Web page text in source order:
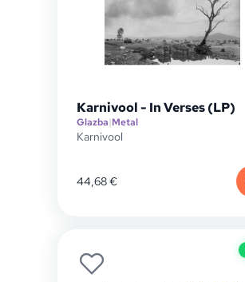
Karnivool - In Verses (LP)
Glazba|Metal
Karnivool
44,68€